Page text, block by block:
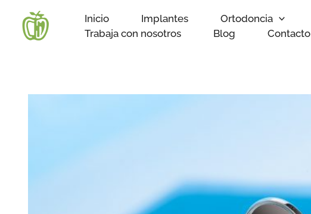
contenido
Inicio Implantes Ortodoncia
Trabaja con nosotros
Blog Contacto